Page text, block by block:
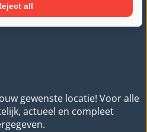
Online
gewenste locatie! Voor alle
actueel en compleet
all